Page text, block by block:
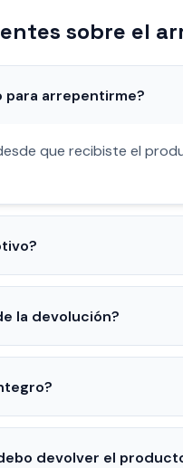
sobre el
para arrepentirme?
que recibiste el
la devolución?
devolver el